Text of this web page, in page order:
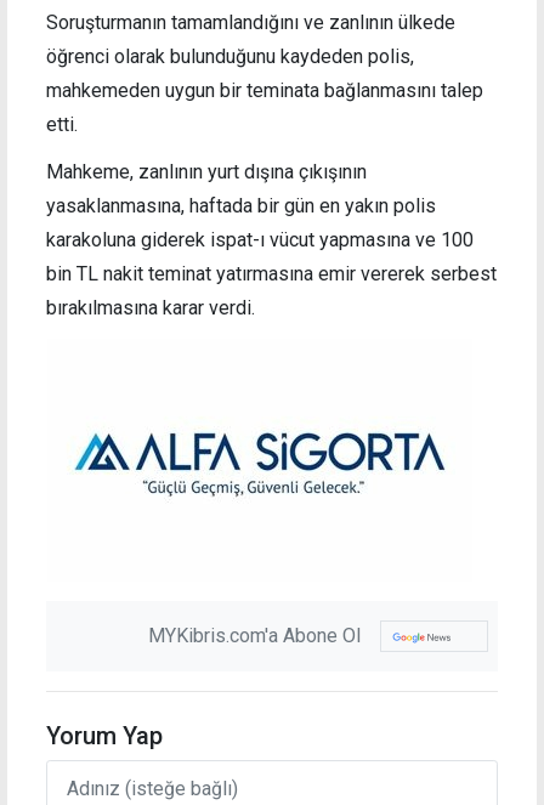
Soruşturmanın tamamlandığını ve zanlının ülkede
öğrenci olarak bulunduğunu kaydeden polis,
mahkemeden uygun bir teminata bağlanmasını talep
etti.
Mahkeme, zanlının yurt dışına çıkışının
yasaklanmasına, haftada bir gün en yakın polis
karakoluna giderek ispat-ı vücut yapmasına ve 100
bin TL nakit teminat yatırmasına emir vererek serbest
bırakılmasına karar verdi.
MYKibris.com'a Abone Ol
Yorum Yap